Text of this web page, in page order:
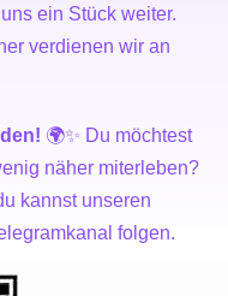
ein Stück weiter.
verdienen wir an
🌍✨ Du möchtest
näher miterleben?
kannst unseren
folgen.